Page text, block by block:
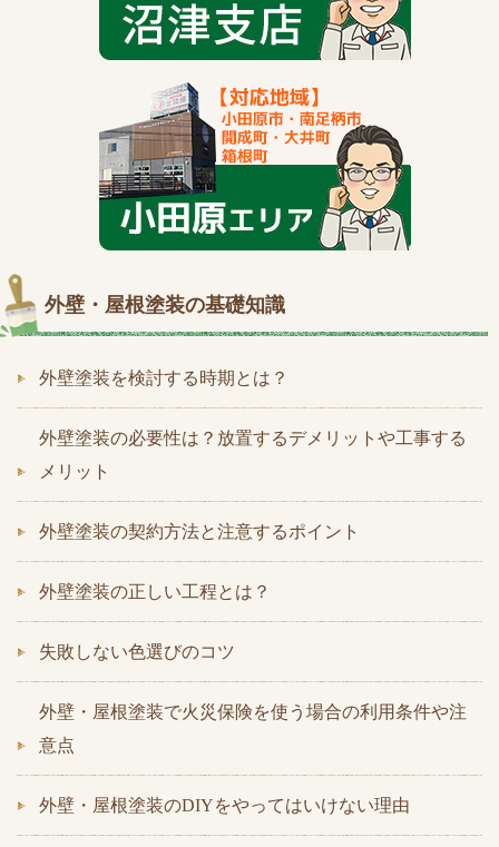
外壁・屋根塗装の基礎知識
外壁塗装を検討する時期とは？
外壁塗装の必要性は？放置するデメリットや工事する
メリット
外壁塗装の契約方法と注意するポイント
外壁塗装の正しい工程とは？
失敗しない色選びのコツ
外壁・屋根塗装で火災保険を使う場合の利用条件や注
意点
外壁・屋根塗装のDIYをやってはいけない理由